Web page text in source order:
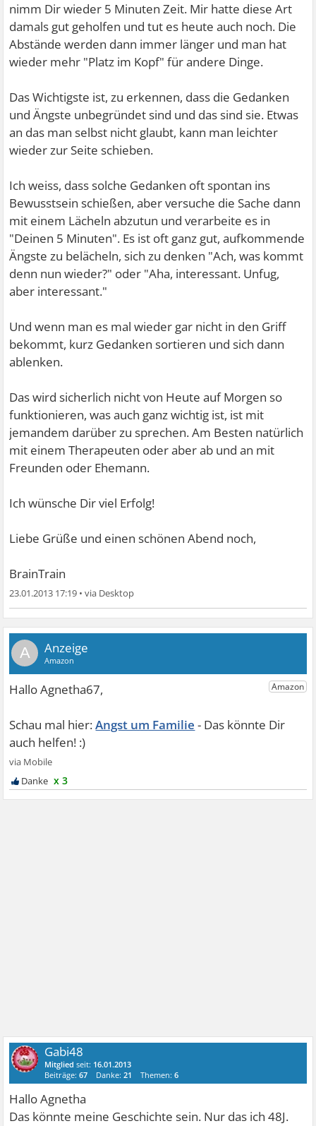
nimm Dir wieder 5 Minuten Zeit. Mir hatte diese Art
damals gut geholfen und tut es heute auch noch. Die
Abstände werden dann immer länger und man hat
wieder mehr "Platz im Kopf" für andere Dinge.
Das Wichtigste ist, zu erkennen, dass die Gedanken
und Ängste unbegründet sind und das sind sie. Etwas
an das man selbst nicht glaubt, kann man leichter
wieder zur Seite schieben.
Ich weiss, dass solche Gedanken oft spontan ins
Bewusstsein schießen, aber versuche die Sache dann
mit einem Lächeln abzutun und verarbeite es in
"Deinen 5 Minuten". Es ist oft ganz gut, aufkommende
Ängste zu belächeln, sich zu denken "Ach, was kommt
denn nun wieder?" oder "Aha, interessant. Unfug,
aber interessant."
Und wenn man es mal wieder gar nicht in den Griff
bekommt, kurz Gedanken sortieren und sich dann
ablenken.
Das wird sicherlich nicht von Heute auf Morgen so
funktionieren, was auch ganz wichtig ist, ist mit
jemandem darüber zu sprechen. Am Besten natürlich
mit einem Therapeuten oder aber ab und an mit
Freunden oder Ehemann.
Ich wünsche Dir viel Erfolg!
Liebe Grüße und einen schönen Abend noch,
BrainTrain
23.01.2013 17:19 •
A
Angst um Familie
x 3
Gabi48
Mitglied seit: 16.01.2013
Beiträge:67 Danke:21 Themen:6
Hallo Agnetha
Das könnte meine Geschichte sein. Nur das ich 48J.